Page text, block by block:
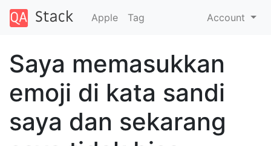
Apple Tag Account
Saya memasukkan
emoji di kata sandi
saya dan sekarang